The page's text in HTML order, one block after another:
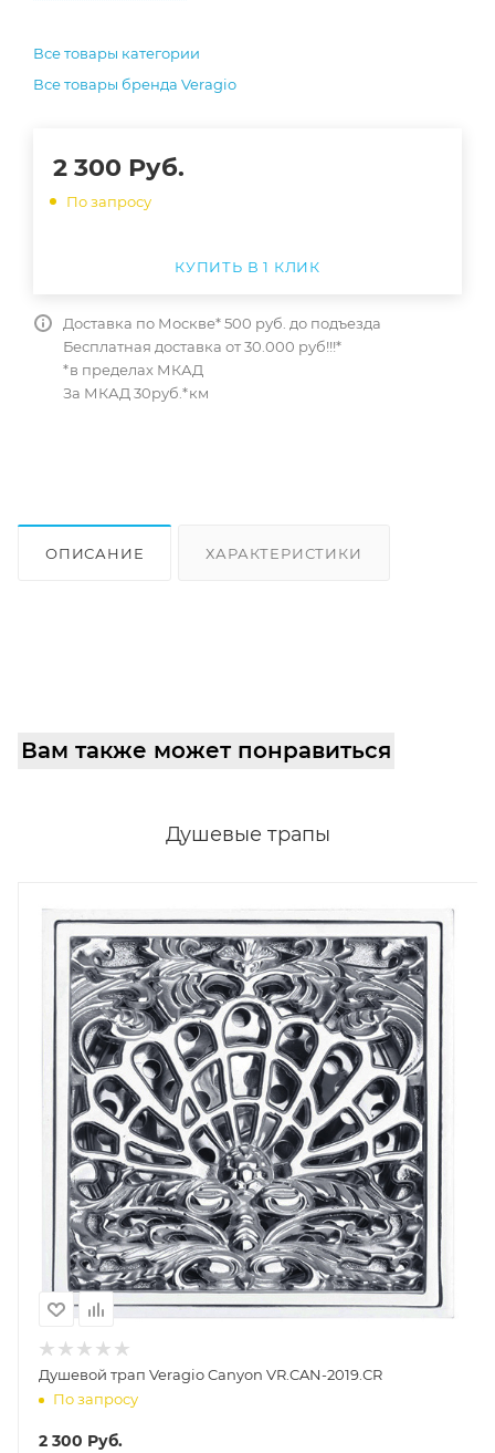
Все товары категории
Все товары бренда Veragio
2 300 Руб.
По запросу
КУПИТЬ В 1 КЛИК
Доставка по Москве* 500 руб. до подъезда
Бесплатная доставка от 30.000 руб!!!*
*в пределах МКАД
За МКАД 30руб.*км
ОПИСАНИЕ ХАРАКТЕРИСТИКИ
Вам также может понравиться
Душевые трапы
Душевой трап Veragio Canyon VR.CAN-2019.СR
По запросу
2 300 Руб.